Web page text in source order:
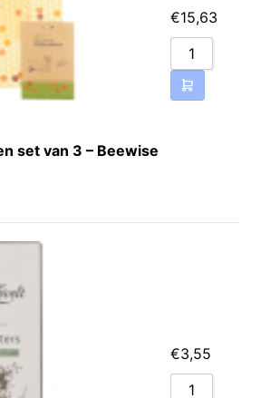
set van 3 – Beewise
€15,63
€3,55